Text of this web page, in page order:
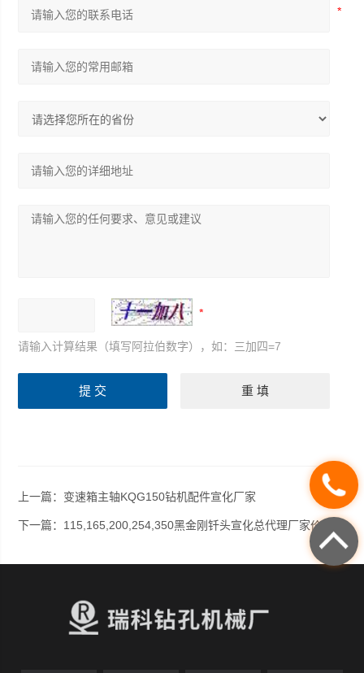
请输入计算结果（填写阿拉伯数字），如：三加四=7
上一篇： 变速箱主轴KQG150钻机配件宣化厂家
下一篇： 115,165,200,254,350黑金刚钎头宣化总代理厂家价格供货